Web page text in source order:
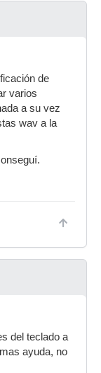
de
varios
a su vez
wav a la
del teclado a
ayuda, no